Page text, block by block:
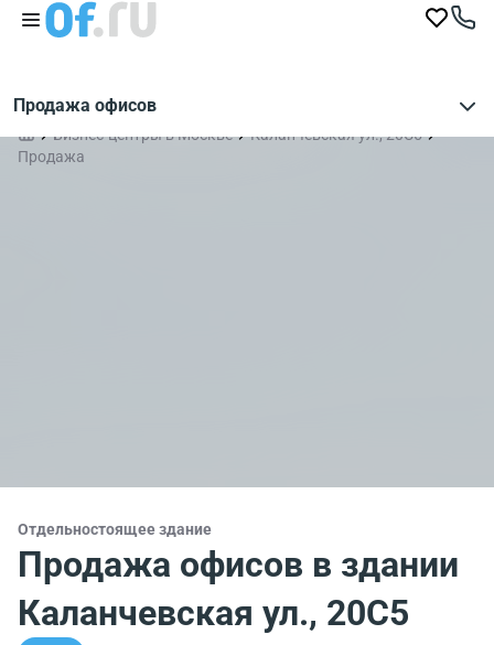
Продажа офисов
Бизнес-центры в Москве
Каланчевская ул., 20С5
Продажа
Отдельностоящее здание
Продажа офисов в здании
Каланчевская ул., 20С5